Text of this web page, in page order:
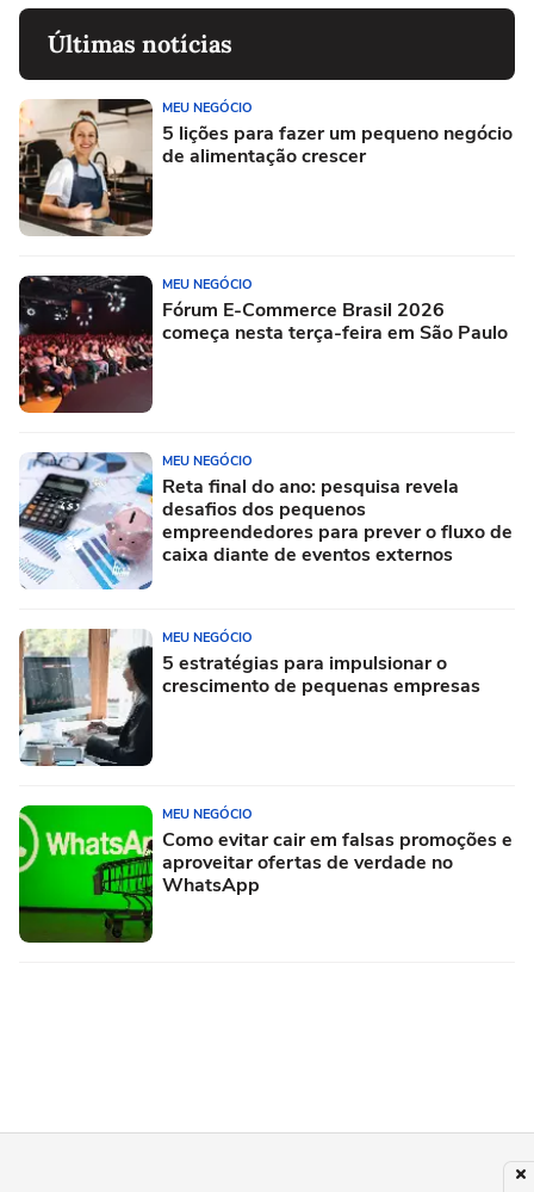
Últimas notícias
MEU NEGÓCIO
5 lições para fazer um pequeno negócio
de alimentação crescer
MEU NEGÓCIO
Fórum E-Commerce Brasil 2026
começa nesta terça-feira em São Paulo
MEU NEGÓCIO
Reta final do ano: pesquisa revela
desafios dos pequenos
empreendedores para prever o fluxo de
caixa diante de eventos externos
MEU NEGÓCIO
5 estratégias para impulsionar o
crescimento de pequenas empresas
MEU NEGÓCIO
Como evitar cair em falsas promoções e
aproveitar ofertas de verdade no
WhatsApp